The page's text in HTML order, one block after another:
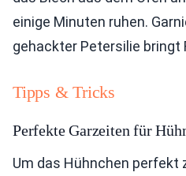
einige Minuten ruhen.
gehackter Petersilie bringt
Tipps & Tricks
Perfekte Garzeiten für
Um das Hühnchen perfekt